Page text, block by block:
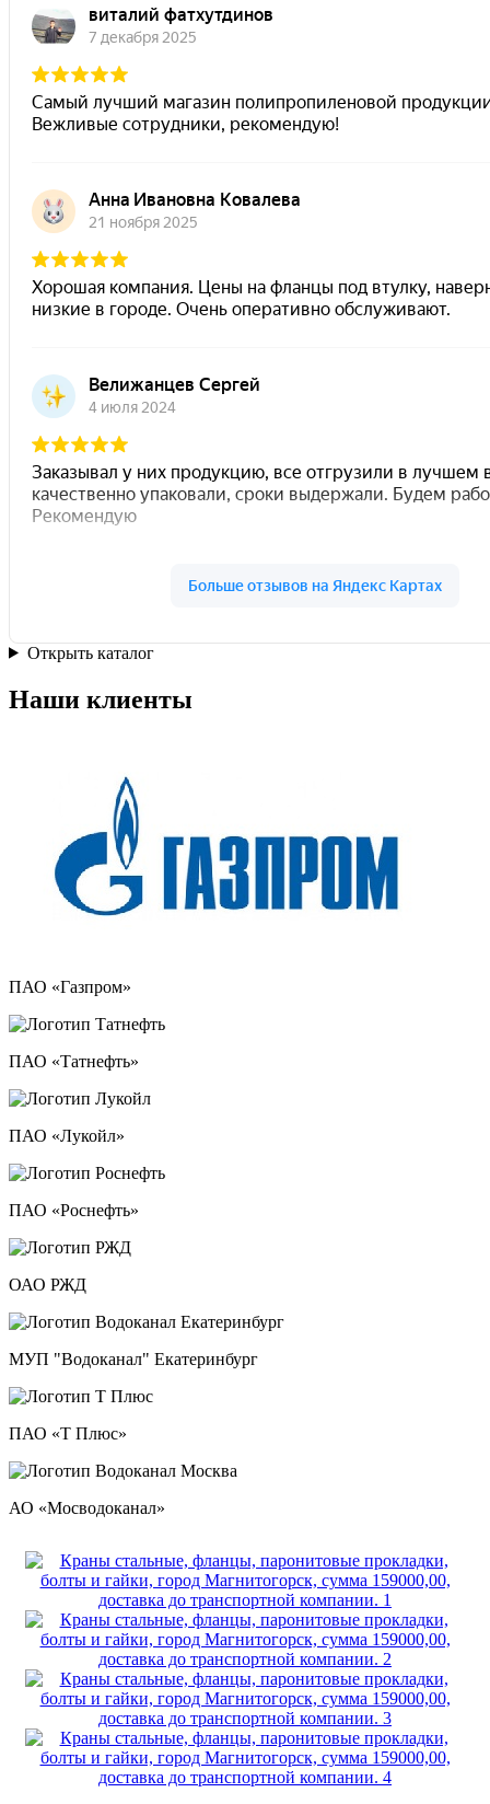
Открыть каталог
Наши клиенты
ПАО «Газпром»
ПАО «Татнефть»
ПАО «Лукойл»
ПАО «Роснефть»
ОАО РЖД
МУП "Водоканал" Екатеринбург
ПАО «Т Плюс»
АО «Мосводоканал»